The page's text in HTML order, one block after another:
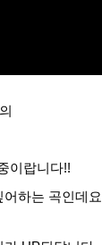
이랍니다!!
어하는 곡인데